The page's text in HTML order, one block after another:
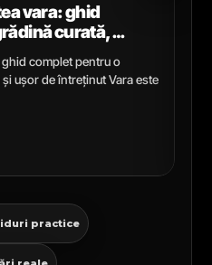
vara: ghid
curată,
întreținut
complet pentru o
ușor de întreținut Vara este
practice